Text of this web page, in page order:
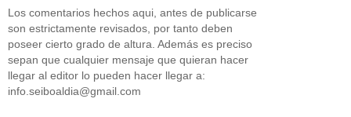
Los comentarios hechos aqui, antes de publicarse
son estrictamente revisados, por tanto deben
poseer cierto grado de altura. Además es preciso
sepan que cualquier mensaje que quieran hacer
llegar al editor lo pueden hacer llegar a:
info.seiboaldia@gmail.com